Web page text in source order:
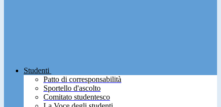
Studenti
Patto di corresponsabilità
Sportello d'ascolto
Comitato studentesco